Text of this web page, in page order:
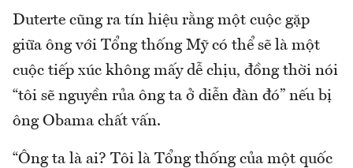
Duterte cũng ra tín hiệu rằng một cuộc gặp
giữa ông với Tổng thống Mỹ có thể sẽ là một
cuộc tiếp xúc không mấy dễ chịu, đồng thời nói
“tôi sẽ nguyền rủa ông ta ở diễn đàn đó” nếu bị
ông Obama chất vấn.
“Ông ta là ai? Tôi là Tổng thống của một quốc